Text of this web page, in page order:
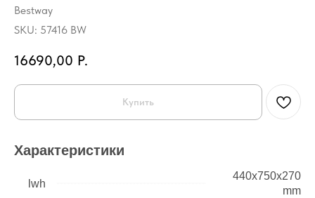
Bestway
SKU: 57416 BW
16690,00 Р.
Купить
Характеристики
lwh
440x750x270
mm